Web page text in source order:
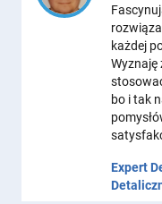
każdej
Wyznaję
bo i tak
Expert